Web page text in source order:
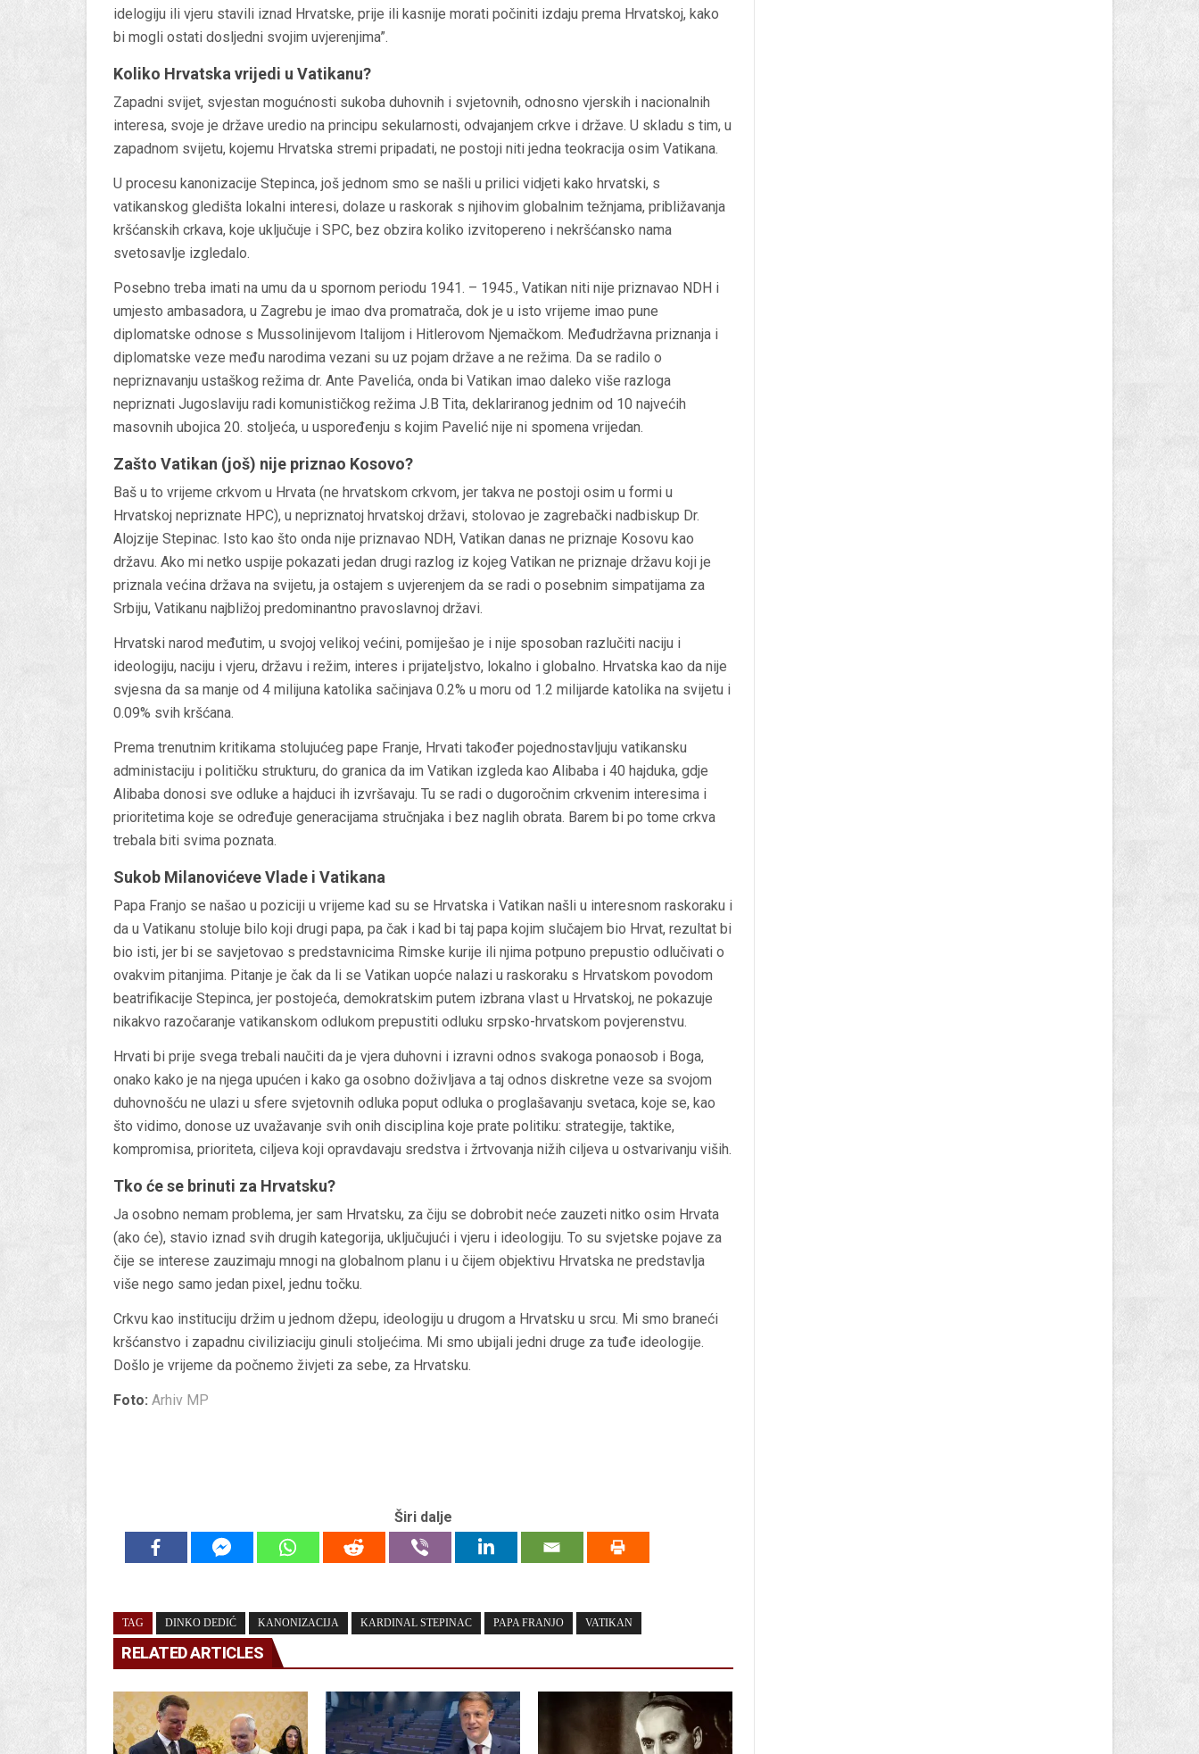
idelogiju ili vjeru stavili iznad Hrvatske, prije ili kasnije morati počiniti izdaju prema Hrvatskoj, kako
bi mogli ostati dosljedni svojim uvjerenjima”.
Koliko Hrvatska vrijedi u Vatikanu?
Zapadni svijet, svjestan mogućnosti sukoba duhovnih i svjetovnih, odnosno vjerskih i nacionalnih
interesa, svoje je države uredio na principu sekularnosti, odvajanjem crkve i države. U skladu s tim, u
zapadnom svijetu, kojemu Hrvatska stremi pripadati, ne postoji niti jedna teokracija osim Vatikana.
U procesu kanonizacije Stepinca, još jednom smo se našli u prilici vidjeti kako hrvatski, s
vatikanskog gledišta lokalni interesi, dolaze u raskorak s njihovim globalnim težnjama, približavanja
kršćanskih crkava, koje uključuje i SPC, bez obzira koliko izvitopereno i nekršćansko nama
svetosavlje izgledalo.
Posebno treba imati na umu da u spornom periodu 1941. – 1945., Vatikan niti nije priznavao NDH i
umjesto ambasadora, u Zagrebu je imao dva promatrača, dok je u isto vrijeme imao pune
diplomatske odnose s Mussolinijevom Italijom i Hitlerovom Njemačkom. Međudržavna priznanja i
diplomatske veze među narodima vezani su uz pojam države a ne režima. Da se radilo o
nepriznavanju ustaškog režima dr. Ante Pavelića, onda bi Vatikan imao daleko više razloga
nepriznati Jugoslaviju radi komunističkog režima J.B Tita, deklariranog jednim od 10 najvećih
masovnih ubojica 20. stoljeća, u uspoređenju s kojim Pavelić nije ni spomena vrijedan.
Zašto Vatikan (još) nije priznao Kosovo?
Baš u to vrijeme crkvom u Hrvata (ne hrvatskom crkvom, jer takva ne postoji osim u formi u
Hrvatskoj nepriznate HPC), u nepriznatoj hrvatskoj državi, stolovao je zagrebački nadbiskup Dr.
Alojzije Stepinac. Isto kao što onda nije priznavao NDH, Vatikan danas ne priznaje Kosovu kao
državu. Ako mi netko uspije pokazati jedan drugi razlog iz kojeg Vatikan ne priznaje državu koji je
priznala većina država na svijetu, ja ostajem s uvjerenjem da se radi o posebnim simpatijama za
Srbiju, Vatikanu najbližoj predominantno pravoslavnoj državi.
Hrvatski narod međutim, u svojoj velikoj većini, pomiješao je i nije sposoban razlučiti naciju i
ideologiju, naciju i vjeru, državu i režim, interes i prijateljstvo, lokalno i globalno. Hrvatska kao da nije
svjesna da sa manje od 4 milijuna katolika sačinjava 0.2% u moru od 1.2 milijarde katolika na svijetu i
0.09% svih kršćana.
Prema trenutnim kritikama stolujućeg pape Franje, Hrvati također pojednostavljuju vatikansku
administaciju i političku strukturu, do granica da im Vatikan izgleda kao Alibaba i 40 hajduka, gdje
Alibaba donosi sve odluke a hajduci ih izvršavaju. Tu se radi o dugoročnim crkvenim interesima i
prioritetima koje se određuje generacijama stručnjaka i bez naglih obrata. Barem bi po tome crkva
trebala biti svima poznata.
Sukob Milanovićeve Vlade i Vatikana
Papa Franjo se našao u poziciji u vrijeme kad su se Hrvatska i Vatikan našli u interesnom raskoraku i
da u Vatikanu stoluje bilo koji drugi papa, pa čak i kad bi taj papa kojim slučajem bio Hrvat, rezultat bi
bio isti, jer bi se savjetovao s predstavnicima Rimske kurije ili njima potpuno prepustio odlučivati o
ovakvim pitanjima. Pitanje je čak da li se Vatikan uopće nalazi u raskoraku s Hrvatskom povodom
beatrifikacije Stepinca, jer postojeća, demokratskim putem izbrana vlast u Hrvatskoj, ne pokazuje
nikakvo razočaranje vatikanskom odlukom prepustiti odluku srpsko-hrvatskom povjerenstvu.
Hrvati bi prije svega trebali naučiti da je vjera duhovni i izravni odnos svakoga ponaosob i Boga,
onako kako je na njega upućen i kako ga osobno doživljava a taj odnos diskretne veze sa svojom
duhovnošću ne ulazi u sfere svjetovnih odluka poput odluka o proglašavanju svetaca, koje se, kao
što vidimo, donose uz uvažavanje svih onih disciplina koje prate politiku: strategije, taktike,
kompromisa, prioriteta, ciljeva koji opravdavaju sredstva i žrtvovanja nižih ciljeva u ostvarivanju viših.
Tko će se brinuti za Hrvatsku?
Ja osobno nemam problema, jer sam Hrvatsku, za čiju se dobrobit neće zauzeti nitko osim Hrvata
(ako će), stavio iznad svih drugih kategorija, uključujući i vjeru i ideologiju. To su svjetske pojave za
čije se interese zauzimaju mnogi na globalnom planu i u čijem objektivu Hrvatska ne predstavlja
više nego samo jedan pixel, jednu točku.
Crkvu kao instituciju držim u jednom džepu, ideologiju u drugom a Hrvatsku u srcu. Mi smo braneći
kršćanstvo i zapadnu civiliziaciju ginuli stoljećima. Mi smo ubijali jedni druge za tuđe ideologije.
Došlo je vrijeme da počnemo živjeti za sebe, za Hrvatsku.
Foto: Arhiv MP
Širi dalje
TAG DINKO DEDIĆ KANONIZACIJA KARDINAL STEPINAC PAPA FRANJO VATIKAN
RELATED ARTICLES